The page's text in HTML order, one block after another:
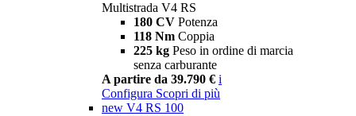
Multistrada V4 RS
180 CV Potenza
118 Nm Coppia
225 kg Peso in ordine di marcia
senza carburante
A partire da 39.790 € i
Configura Scopri di più
new V4 RS 100